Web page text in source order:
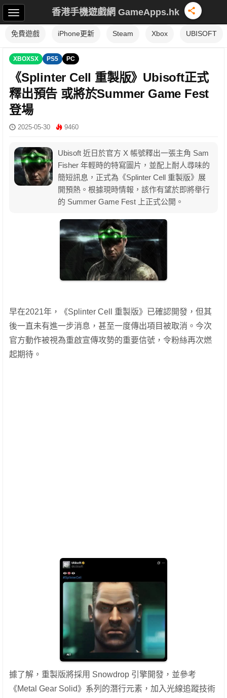
香港手機遊戲網 GameApps.hk
免費遊戲 iPhone更新 Steam Xbox UBISOFT
XBOXSX PS5 PC
《Splinter Cell 重製版》Ubisoft正式
釋出預告 或將於Summer Game Fest
登場
2025-05-30 9460
Ubisoft 近日於官方 X 帳號釋出一張主角 Sam
Fisher 年輕時的特寫圖片，並配上耐人尋味的
簡短訊息，正式為《Splinter Cell 重製版》展
開預熱。根據現時情報，該作有望於即將舉行
的 Summer Game Fest 上正式公開。
早在2021年，《Splinter Cell 重製版》已確認開發，但其
後一直未有進一步消息，甚至一度傳出項目被取消。今次
官方動作被視為重啟宣傳攻勢的重要信號，令粉絲再次燃
起期待。
據了解，重製版將採用 Snowdrop 引擎開發，並參考
《Metal Gear Solid》系列的潛行元素，加入光線追蹤技術